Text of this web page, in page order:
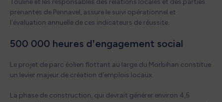
Touline et les responsables des relations locales et des parties
prenantes de Pennavel, assure le suivi opérationnel et
l’évaluation annuelle de ces indicateurs de réussite.
500 000 heures d’engagement social
Le projet de parc éolien flottant au large du Morbihan constitue
un levier majeur de création d’emplois locaux.
La phase de construction, qui devrait générer environ 4,5